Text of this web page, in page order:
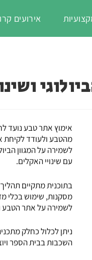
אירועים
אימוץ אתר טבע נועד
מהטבע ולעודד לקיחת
לשמירה על המגוון
עם שינויי האקלים.
בתוכנית מתקיים
מסקנות, שימוש בכלי
לשמירה על אתר הטבע
ניתן לכלול כחלק
השכבות בבית הספר